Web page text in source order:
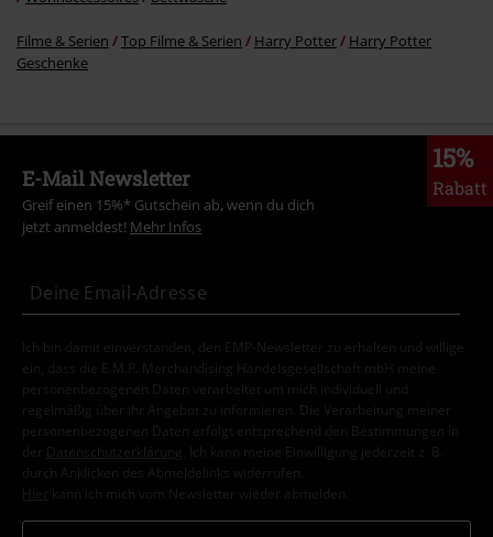
Filme & Serien Top Filme & Serien Harry Potter
Harry Potter
Geschenke
15%
Rabatt
E-Mail Newsletter
Greif einen 15%* Gutschein ab, wenn du dich
jetzt anmeldest! Mehr Infos
Ich bin damit einverstanden, den EMP-Newsletter zu erhalten und willige
ein, dass die E.M.P. Merchandising Handelsgesellschaft mbH meine
personenbezogenen Daten verarbeitet um mich individuell und
regelmäßig über ihr Angebot zu informieren. Die Verarbeitung meiner
personenbezogenen Daten erfolgt entsprechend den Bestimmungen in
der
Datenschutzerklärung
. Ich kann meine Einwilligung jederzeit z. B.
durch Anklicken des Abmeldelinks widerrufen.
Hier kann ich mich vom Newsletter wieder abmelden.